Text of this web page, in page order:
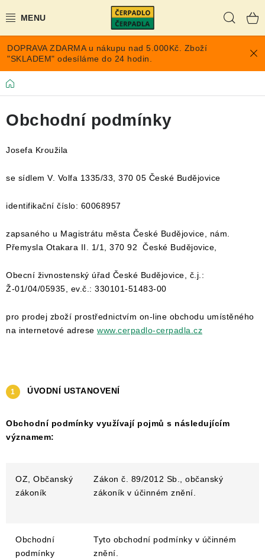
na
AKCE A SLEVY
VYUŽITÍ DEŠŤOVÉ VODY
PŘÍSLUŠENSTVÍ PRO ČERPADLA
POPTÁVKA
EXPANZOMATY NA TOPENÍ
ČERPACÍ JÍMKY KANALIZACE
DOMÁCÍ VODÁRNY
POVRCHOVÁ ČERPADLA
RUČNÍ ČERPADLA
NÁHRADNÍ DÍLY
DOPRAVA ZDARMA u nákupu nad 5.000Kč. Zboží
"SKLADEM" odesíláme do 24 hodin.
Domů
Obchodní podmínky
Josefa Kroužila
se sídlem V. Volfa 1335/33, 370 05 České Budějovice
identifikační číslo: 60068957
zapsaného u Magistrátu města České Budějovice, nám.
Přemysla Otakara II. 1/1, 370 92 České Budějovice,
Obecní živnostenský úřad České Budějovice, č.j.:
Ž-01/04/05935, ev.č.: 330101-51483-00
pro prodej zboží prostřednictvím on-line obchodu umístěného
na internetové adrese www.cerpadlo-cerpadla.cz
ÚVODNÍ USTANOVENÍ
Obchodní podmínky využívají pojmů s následujícím
významem:
OZ, Občanský
zákoník
Zákon č. 89/2012 Sb., občanský
zákoník v účinném znění.
Obchodní
podmínky
Tyto obchodní podmínky v účinném
znění.